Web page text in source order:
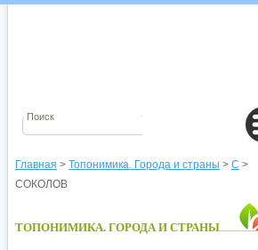
Главная > Топонимика. Города и страны > С >
СОКОЛОВ
ТОПОНИМИКА. ГОРОДА И СТРАНЫ